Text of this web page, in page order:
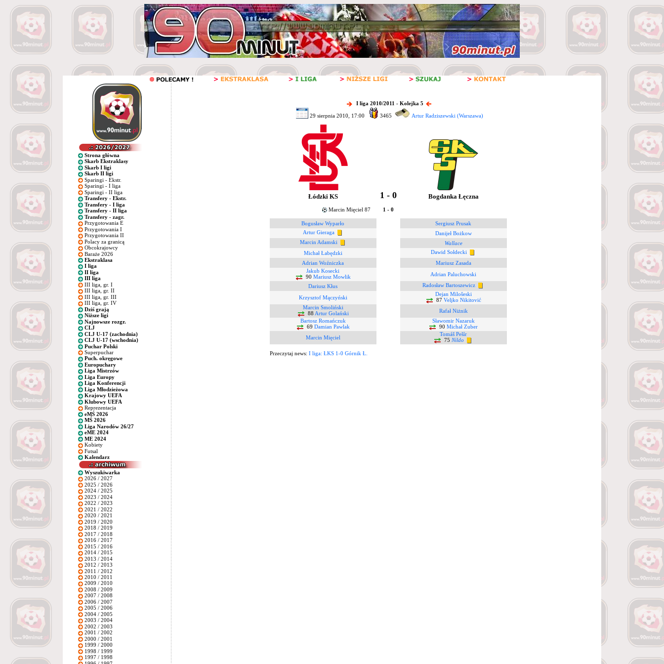
Strona główna
Skarb Ekstraklasy
Skarb I ligi
Skarb II ligi
Sparingi - Ekstr.
Sparingi - I liga
Sparingi - II liga
Transfery - Ekstr.
Transfery - I liga
Transfery - II liga
Transfery - zagr.
Przygotowania E
Przygotowania I
Przygotowania II
Polacy za granicą
Obcokrajowcy
Baraże 2026
Ekstraklasa
I liga
II liga
III liga
III liga, gr. I
III liga, gr. II
III liga, gr. III
III liga, gr. IV
Dziś grają
Niższe ligi
Najnowsze rozgr.
CLJ
CLJ U-17 (zachodnia)
CLJ U-17 (wschodnia)
Puchar Polski
Superpuchar
Puch. okręgowe
Europuchary
Liga Mistrzów
Liga Europy
Liga Konferencji
Liga Młodzieżowa
Krajowy UEFA
Klubowy UEFA
Reprezentacja
eMŚ 2026
MŚ 2026
Liga Narodów 26/27
eME 2024
ME 2024
Kobiety
Futsal
Kalendarz
Wyszukiwarka
2026 / 2027
2025 / 2026
2024 / 2025
2023 / 2024
2022 / 2023
2021 / 2022
2020 / 2021
2019 / 2020
2018 / 2019
2017 / 2018
2016 / 2017
2015 / 2016
2014 / 2015
2013 / 2014
2012 / 2013
2011 / 2012
2010 / 2011
2009 / 2010
2008 / 2009
2007 / 2008
2006 / 2007
2005 / 2006
2004 / 2005
2003 / 2004
2002 / 2003
2001 / 2002
2000 / 2001
1999 / 2000
1998 / 1999
1997 / 1998
I liga 2010/2011 - Kolejka 5
29 sierpnia 2010, 17:00 3465 Artur Radziszewski (Warszawa)
Łódzki KS 1 - 0 Bogdanka Łęczna
Marcin Mięciel 87 1 - 0
Bogusław Wyparło
Sergiusz Prusak
Artur Gieraga
Danijeł Bożkow
Marcin Adamski
Wallace
Michał Łabędzki
Dawid Sołdecki
Adrian Woźniczka
Mariusz Zasada
Jakub Kosecki
90 Mariusz Mowlik
Adrian Paluchowski
Dariusz Kłus
Radosław Bartoszewicz
Krzysztof Mączyński
Dejan Milošeski
87 Veljko Nikitović
Marcin Smoliński
88 Artur Golański
Rafał Niżnik
Bartosz Romańczuk
69 Damian Pawlak
Sławomir Nazaruk
90 Michał Zuber
Marcin Mięciel
Tomáš Pešír
75 Nildo
Przeczytaj news: I liga: ŁKS 1-0 Górnik Ł.